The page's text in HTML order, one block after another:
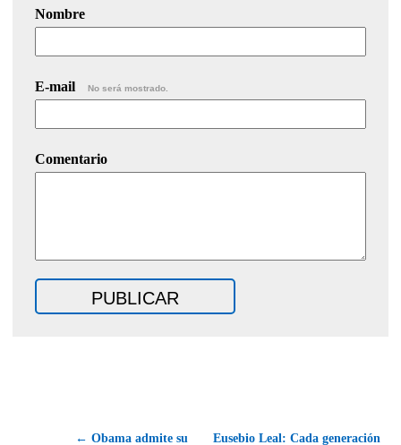
Nombre
E-mail No será mostrado.
Comentario
← Obama admite su Eusebio Leal: Cada generación